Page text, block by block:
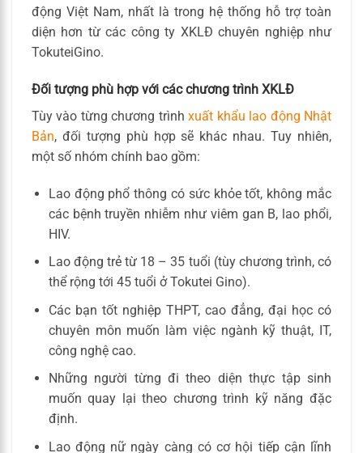
động Việt Nam, nhất là trong hệ thống hỗ trợ toàn
diện hơn từ các công ty XKLĐ chuyên nghiệp như
TokuteiGino.
Đối tượng phù hợp với các chương trình XKLĐ
Tùy vào từng chương trìnhxuất khẩu lao động Nhật
Bản, đối tượng phù hợp sẽ khác nhau. Tuy nhiên,
một số nhóm chính bao gồm:
Lao động phổ thông có sức khỏe tốt, không mắc
các bệnh truyền nhiễm như viêm gan B, lao phổi,
HIV.
Lao động trẻ từ 18 – 35 tuổi (tùy chương trình, có
thể rộng tới 45 tuổi ở Tokutei Gino).
Các bạn tốt nghiệp THPT, cao đẳng, đại học có
chuyên môn muốn làm việc ngành kỹ thuật, IT,
công nghệ cao.
Những người từng đi theo diện thực tập sinh
muốn quay lại theo chương trình kỹ năng đặc
định.
Lao động nữ ngày càng có cơ hội tiếp cận lĩnh